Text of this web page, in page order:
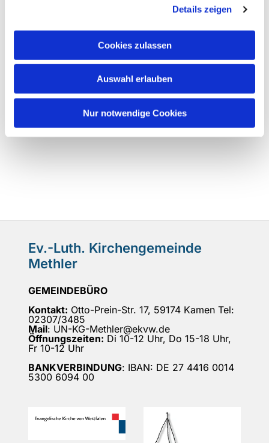
Details zeigen
Cookies zulassen
Auswahl erlauben
Nur notwendige Cookies
Ev.-Luth. Kirchengemeinde
Methler
GEMEINDEBÜRO
Kontakt: Otto-Prein-Str. 17, 59174 Kamen Tel:
02307/3485
Mail: UN-KG-Methler@ekvw.de
Öffnungszeiten: Di 10-12 Uhr, Do 15-18 Uhr,
Fr 10-12 Uhr
BANKVERBINDUNG: IBAN: DE 27 4416 0014
5300 6094 00